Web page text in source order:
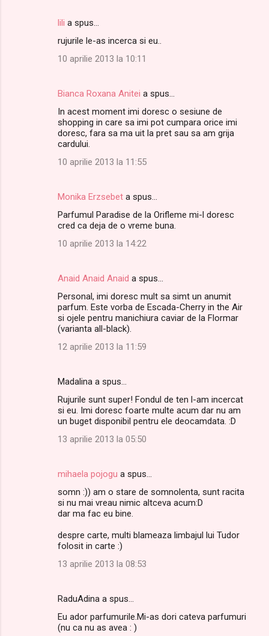
lili a spus…
rujurile le-as incerca si eu..
10 aprilie 2013 la 10:11
Bianca Roxana Anitei a spus…
In acest moment imi doresc o sesiune de
shopping in care sa imi pot cumpara orice imi
doresc, fara sa ma uit la pret sau sa am grija
cardului.
10 aprilie 2013 la 11:55
Monika Erzsebet a spus…
Parfumul Paradise de la Orifleme mi-l doresc
cred ca deja de o vreme buna.
10 aprilie 2013 la 14:22
Anaid Anaid Anaid a spus…
Personal, imi doresc mult sa simt un anumit
parfum. Este vorba de Escada-Cherry in the Air
si ojele pentru manichiura caviar de la Flormar
(varianta all-black).
12 aprilie 2013 la 11:59
Madalina a spus…
Rujurile sunt super! Fondul de ten l-am incercat
si eu. Imi doresc foarte multe acum dar nu am
un buget disponibil pentru ele deocamdata. :D
13 aprilie 2013 la 05:50
mihaela pojogu a spus…
somn :)) am o stare de somnolenta, sunt racita
si nu mai vreau nimic altceva acum:D
dar ma fac eu bine.
despre carte, multi blameaza limbajul lui Tudor
folosit in carte :)
13 aprilie 2013 la 08:53
RaduAdina a spus…
Eu ador parfumurile.Mi-as dori cateva parfumuri
(nu ca nu as avea : )